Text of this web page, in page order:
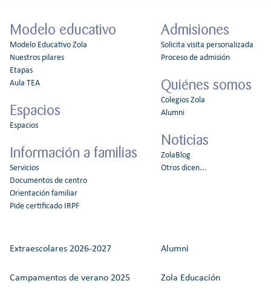
Modelo educativo
Modelo Educativo Zola
Nuestros pilares
Etapas
Aula TEA
Espacios
Espacios
Información a familias
Servicios
Documentos de centro
Orientación familiar
Pide certificado IRPF
Admisiones
Solicita visita personalizada
Proceso de admisión
Quiénes somos
Colegios Zola
Alumni
Noticias
ZolaBlog
Otros dicen...
Extraescolares 2026-2027
Campamentos de verano 2025
Alumni
Zola Educación